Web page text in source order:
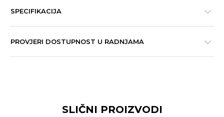
SPECIFIKACIJA
PROVJERI DOSTUPNOST U RADNJAMA
SLIČNI PROIZVODI